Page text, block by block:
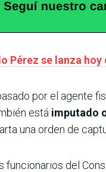
Pérez se lanza
por el agente
está imputado
una orden de
funcionarios del